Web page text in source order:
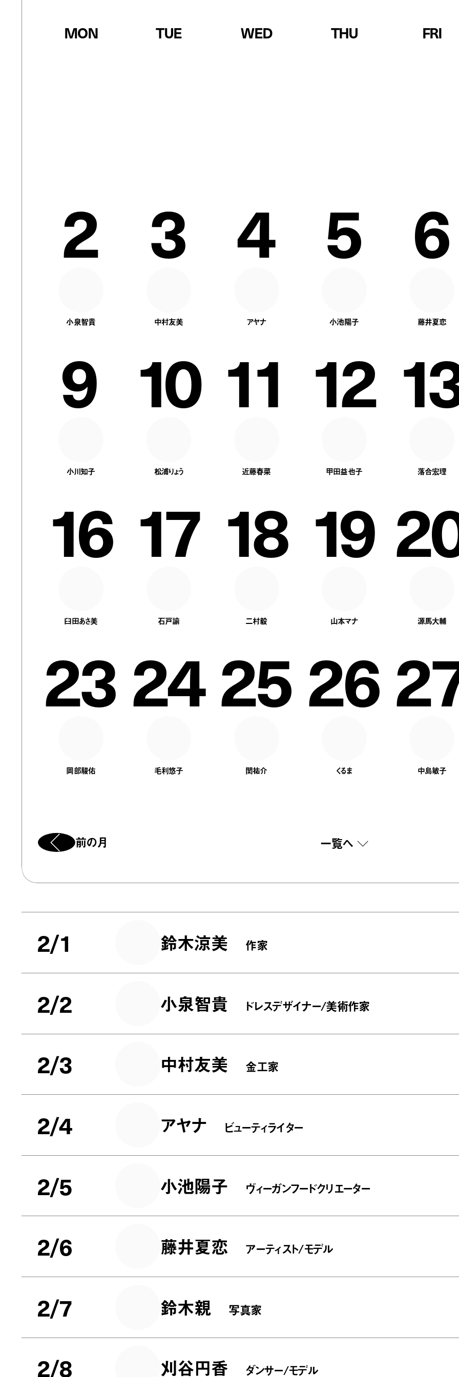
MON TUE WED THU FRI
2
小泉智貴
3
中村友美
4
アヤナ
5
小池陽子
6
藤井夏恋
9
小川知子
10
松浦りょう
11
近藤春菜
12
甲田益也子
13
落合宏理
16
臼田あさ美
17
石戸諭
18
二村毅
19
山本マナ 源馬大輔
23
岡部駿佑
24
毛利悠子
25
関祐介
26
くるま 中島敏子
前の月 一覧へ
2/1 鈴木涼美 作家
2/2 小泉智貴 ドレスデザイナー/美術作家
2/3 中村友美 金工家
2/4 アヤナ ビューティライター
2/5 小池陽子 ヴィーガンフードクリエーター
2/6 藤井夏恋 アーティスト/モデル
2/7 鈴木親 写真家
2/8 刈谷円香 ダンサー/モデル